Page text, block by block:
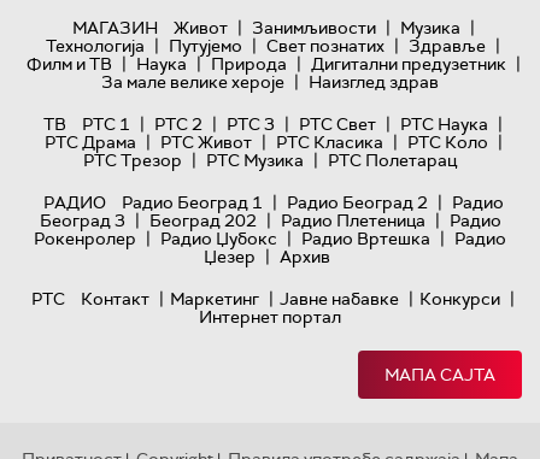
МАГАЗИН
Живот | Занимљивости | Музика |
Технологијa | Путујемо | Свет познатих | Здравље |
Филм и ТВ | Наука | Природа | Дигитални предузетник |
За мале велике хероје | Наизглед здрав
ТВ
РТС 1 | РТС 2 | РТС 3 | РТС Свет | РТС Наука |
РТС Драма | РТС Живот | РТС Класика | РТС Коло |
РТС Трезор | РТС Музика | РТС Полетарац
РАДИО
Радио Београд 1 | Радио Београд 2 | Радио
Београд 3 | Београд 202 | Радио Плетеница | Радио
Рокенролер | Радио Џубокс | Радио Вртешка | Радио
Џезер | Архив
РТС
Контакт | Маркетинг | Јавне набавке | Конкурси |
Интернет портал
МАПА САЈТА